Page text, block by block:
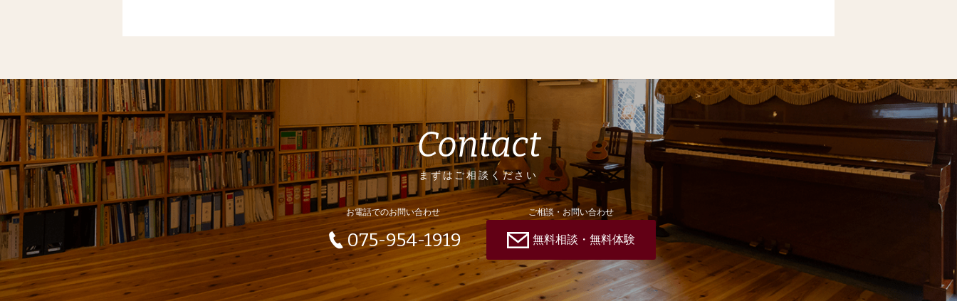
Contact
まずはご相談ください
お電話でのお問い合わせ
075-954-1919
ご相談・お問い合わせ
無料相談・無料体験